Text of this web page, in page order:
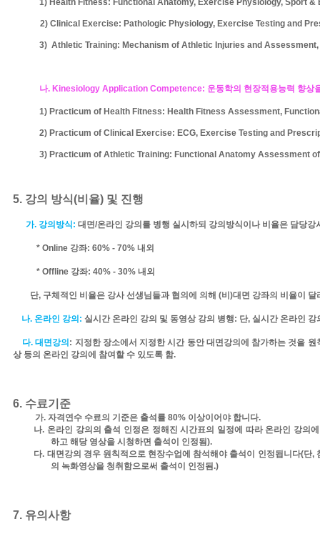
2) Clinical Exercise: Pathologic Physiology, Exercise Testing and
3) Athletic Training: Mechanism of Athletic Injuries and
나. Kinesiology Application Competence: 운동학의 현장적용능력 향상
1) Practicum of Health Fitness: Health Fitness Assessment,
2) Practicum of Clinical Exercise: ECG, Exercise Testing and
3) Practicum of Athletic Training: Functional Anatomy Assessment
5. 강의 방식(비율) 및 진행
가. 강의방식: 대면/온라인 강의를 병행 실시하되 강의방식이나 비율은 담당강
* Online 강좌: 60% - 70% 내외
* Offline 강좌: 40% - 30% 내외
단, 구체적인 비율은 강사 선생님들과 협의에 의해 (비)대면 강좌의 비율이 달
나. 온라인 강의: 실시간 온라인 강의 및 동영상 강의 병행: 단, 실시간 온라인 강
다.대면강의: 지정한 장소에서 지정한 시간 동안 대면강의에 참가하는 것을 원
상 등의 온라인 강의에 참여할 수 있도록 함.
6. 수료기준
가. 자격연수 수료의 기준은 출석률80% 이상이어야 합니다.
나. 온라인 강의의 출석 인정은 정해진 시간표의 일정에 따라 온라인 강의
하고 해당 영상을 시청하면 출석이 인정됨).
다. 대면강의 경우 원칙적으로 현장수업에 참석해야 출석이 인정됩니다(단,
의 녹화영상을 청취함으로써 출석이 인정됨.)
7. 유의사항